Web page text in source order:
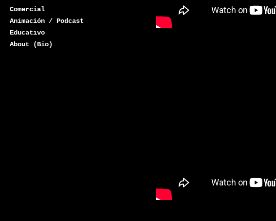
Comercial
Animación / Podcast
Educativo
About (Bio)